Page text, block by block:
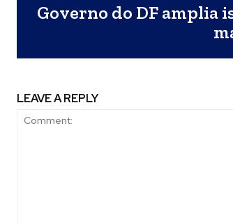
Governo do DF amplia
LEAVE A REPLY